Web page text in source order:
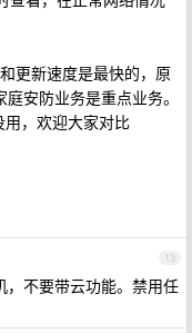
更新速度是最快的，原
安防业务是重点业务。
，欢迎大家对比
13
，不要带云功能。禁用任